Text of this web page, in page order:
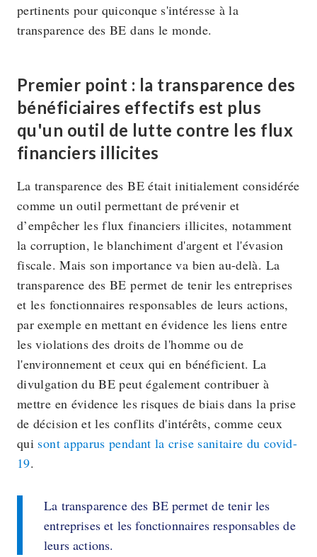
pertinents pour quiconque s'intéresse à la
transparence des BE dans le monde.
Premier point : la transparence des
bénéficiaires effectifs est plus
qu'un outil de lutte contre les flux
financiers illicites
La transparence des BE était initialement considérée
comme un outil permettant de prévenir et
d’empêcher les flux financiers illicites, notamment
la corruption, le blanchiment d'argent et l'évasion
fiscale. Mais son importance va bien au-delà. La
transparence des BE permet de tenir les entreprises
et les fonctionnaires responsables de leurs actions,
par exemple en mettant en évidence les liens entre
les violations des droits de l'homme ou de
l'environnement et ceux qui en bénéficient. La
divulgation du BE peut également contribuer à
mettre en évidence les risques de biais dans la prise
de décision et les conflits d'intérêts, comme ceux
qui sont apparus pendant la crise sanitaire du covid-
19.
La transparence des BE permet de tenir les
entreprises et les fonctionnaires responsables de
leurs actions.